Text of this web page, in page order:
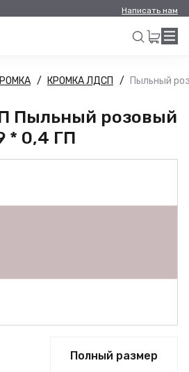
Написать нам
Искать
КРОМКА ЛДСП Пыльный
Пыльный розовый
* 0,4 ГП
Полный размер